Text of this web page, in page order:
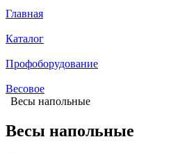
Главная
Каталог
Профоборудование
Весовое
Весы напольные
Весы напольные